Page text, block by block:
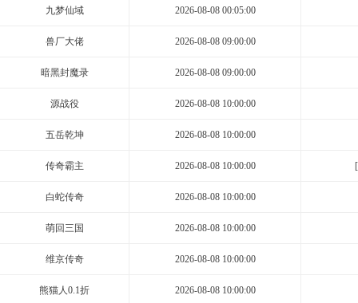
九梦仙域 2026-08-08 00:05:00
兽厂大佬 2026-08-08 09:00:00
暗黑封魔录 2026-08-08 09:00:00
源战役 2026-08-08 10:00:00
五岳乾坤 2026-08-08 10:00:00
传奇霸主 2026-08-08 10:00:00
白蛇传奇 2026-08-08 10:00:00
萌回三国 2026-08-08 10:00:00
维京传奇 2026-08-08 10:00:00
熊猫人0.1折 2026-08-08 10:00:00